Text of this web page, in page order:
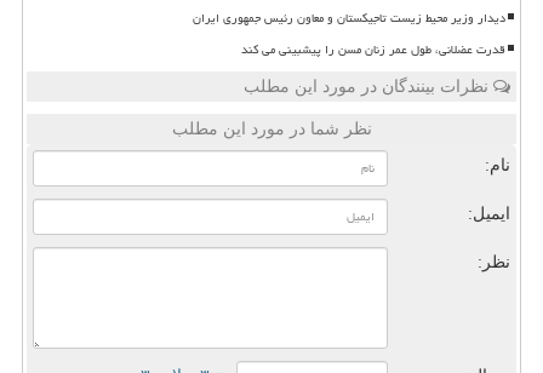
دیدار وزیر محیط زیست تاجیکستان و معاون رئیس جمهوری ایران
قدرت عضلانی، طول عمر زنان مسن را پیشبینی می کند
نظرات بینندگان در مورد این مطلب
نظر شما در مورد این مطلب
نام:
ایمیل:
نظر: